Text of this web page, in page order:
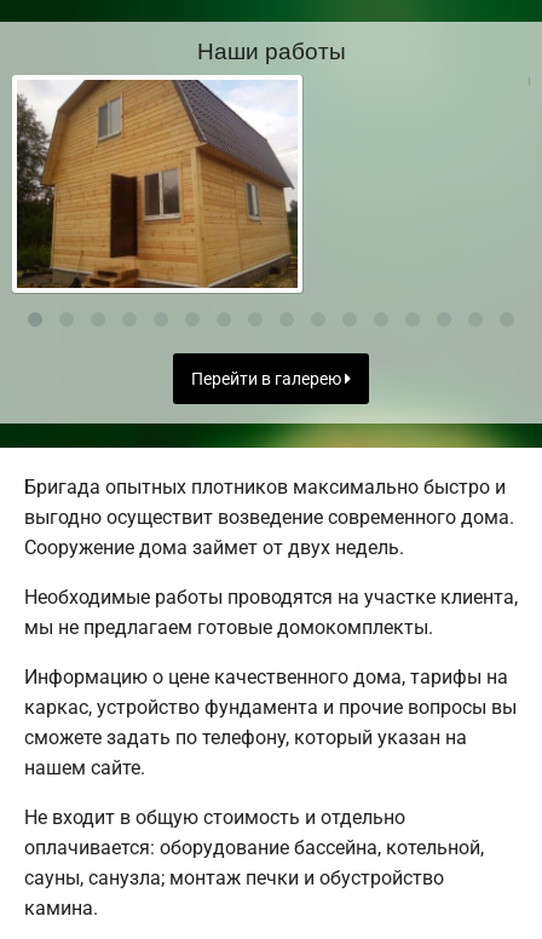
Наши работы
Перейти в галерею
Бригада опытных плотников максимально быстро и
выгодно осуществит возведение современного дома.
Сооружение дома займет от двух недель.
Необходимые работы проводятся на участке клиента,
мы не предлагаем готовые домокомплекты.
Информацию о цене качественного дома, тарифы на
каркас, устройство фундамента и прочие вопросы вы
сможете задать по телефону, который указан на
нашем сайте.
Не входит в общую стоимость и отдельно
оплачивается: оборудование бассейна, котельной,
сауны, санузла; монтаж печки и обустройство
камина.